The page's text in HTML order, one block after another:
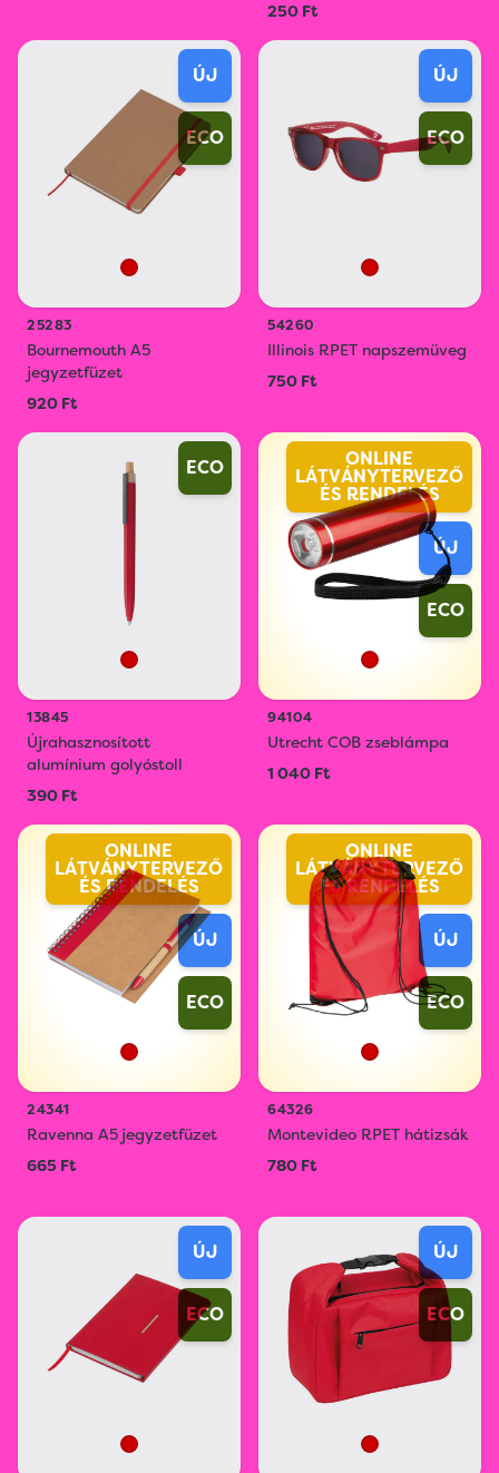
250 Ft
ÚJ
ECO
25283
Bournemouth A5
jegyzetfüzet
920 Ft
ÚJ
ECO
54260
Illinois RPET napszemüveg
750 Ft
ECO
13845
Újrahasznosított
alumínium golyóstoll
390 Ft
ONLINE
LÁTVÁNYTERVEZŐ
ÉS RENDELÉS
ÚJ
ECO
94104
Utrecht COB zseblámpa
1 040 Ft
ONLINE
LÁTVÁNYTERVEZŐ
ÉS RENDELÉS
ÚJ
ECO
24341
Ravenna A5 jegyzetfüzet
665 Ft
ONLINE
LÁTVÁNYTERVEZŐ
ÉS RENDELÉS
ÚJ
ECO
64326
Montevideo RPET hátizsák
780 Ft
ÚJ
ECO
ÚJ
ECO